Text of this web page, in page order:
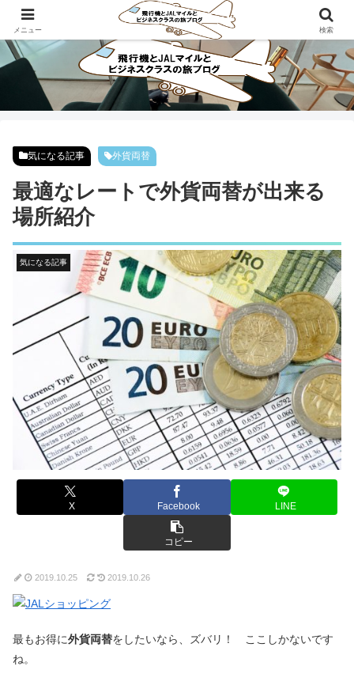
ビジネスクラスで旅にでよう！！
気になる記事 外貨両替
最適なレートで外貨両替が出来る
場所紹介
気になる記事
X Facebook LINE
コピー
2019.10.25 2019.10.26
最もお得に外貨両替をしたいなら、ズバリ！ ここしかないです
ね。
メニュー 検索